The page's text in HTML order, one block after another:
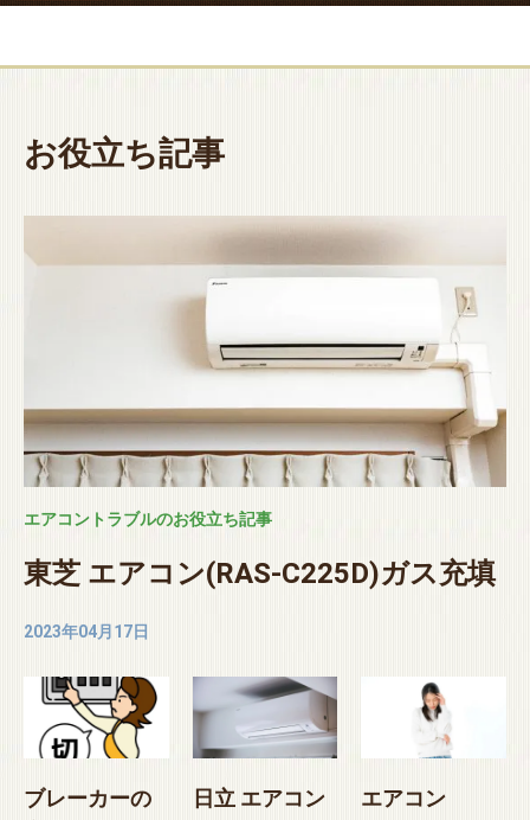
お役立ち記事
エアコントラブルのお役立ち記事
東芝 エアコン(RAS-C225D)ガス充填
2023年04月17日
ブレーカーの
日立 エアコン
エアコン